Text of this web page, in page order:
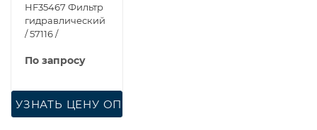
HF35467 Фильтр
гидравлический
/ 57116 /
По запросу
УЗНАТЬ ЦЕНУ ОПТ